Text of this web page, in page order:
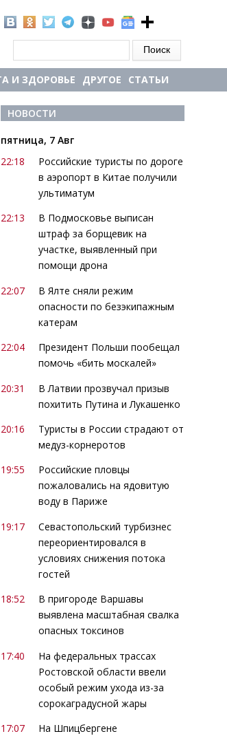
И ЗДОРОВЬЕ ДРУГОЕ СТАТЬИ
НОВОСТИ
пятница, 7 Авг
22:18
Российские туристы по дороге
в аэропорт в Китае получили
ультиматум
22:13
В Подмосковье выписан
штраф за борщевик на
участке, выявленный при
помощи дрона
22:07
В Ялте сняли режим
опасности по безэкипажным
катерам
22:04
Президент Польши пообещал
помочь «бить москалей»
20:31
В Латвии прозвучал призыв
похитить Путина и Лукашенко
20:16
Туристы в России страдают от
медуз-корнеротов
19:55
Российские пловцы
пожаловались на ядовитую
воду в Париже
19:17
Севастопольский турбизнес
переориентировался в
условиях снижения потока
гостей
18:52
В пригороде Варшавы
выявлена масштабная свалка
опасных токсинов
17:40
На федеральных трассах
Ростовской области ввели
особый режим ухода из-за
сорокаградусной жары
17:07
На Шпицбергене